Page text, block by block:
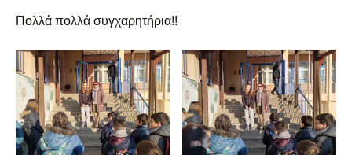
Πολλά πολλά συγχαρητήρια!!